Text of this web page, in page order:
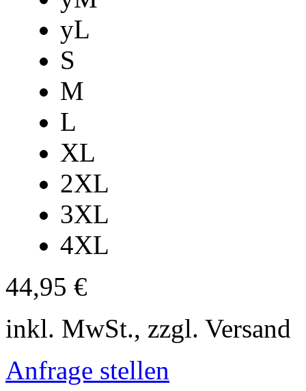
yL
S
M
L
XL
2XL
3XL
4XL
44,95 €
inkl. MwSt., zzgl. Versand
Anfrage stellen